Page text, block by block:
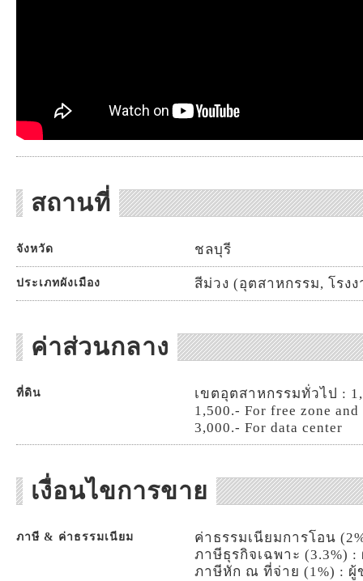
สถานที่
จังหวัด ชลบุรี
ประเภทผังเมือง สีม่วง (อุตสาหกรรม, โรง
ค่าส่วนกลาง
ที่ดิน
เขตอุตสาหกรรมทั่วไป :
1,500.- For free zone
3,000.- For data center
เงื่อนไขการขาย
ภาษี & ค่าธรรมเนียม
ค่าธรรมเนียมการโอน
ภาษีธุรกิจเฉพาะ (3.3%)
ภาษีหัก ณ ที่จ่าย (1%) : ผู้